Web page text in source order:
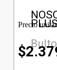
Precio
$